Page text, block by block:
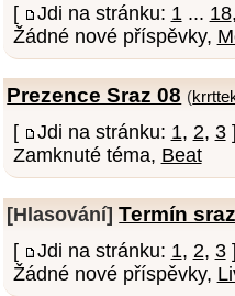
[ Jdi na stránku: 1 ... 18,
Žádné nové příspěvky,
Prezence Sraz 08 (
[ Jdi na stránku: 1, 2, 3]
Zamknuté téma, Beat
[Hlasování] Termín
[ Jdi na stránku: 1, 2, 3]
Žádné nové příspěvky,